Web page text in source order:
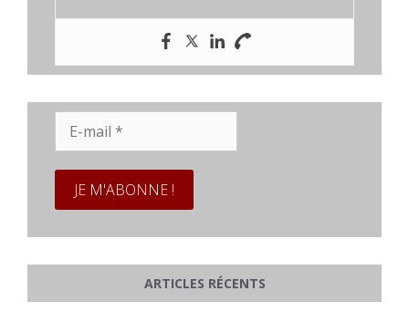
mail
ARTICLES RÉCENTS